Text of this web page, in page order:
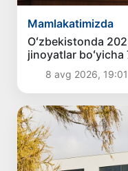
Mamlakatimizda
Oʻzbekistonda
jinoyatlar boʻyicha
javobgarlikka
8 avg 2026, 19:01